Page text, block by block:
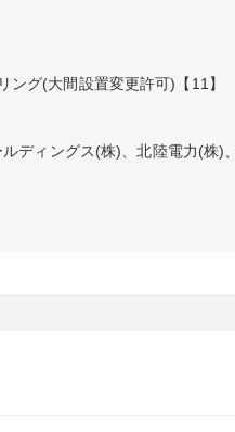
ング(大間設置変更許可)【11】
ディングス(株)、北陸電力(株)